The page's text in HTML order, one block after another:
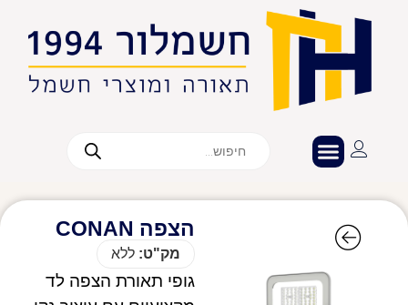
הצפה CONAN
מק"ט: ללא
גופי תאורת הצפה לד